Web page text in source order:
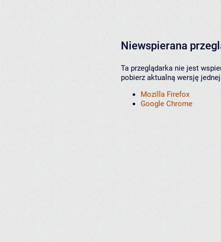
Niewspierana
Ta przeglądarka nie jest
pobierz aktualną wersję
Mozilla Firefox
Google Chrome